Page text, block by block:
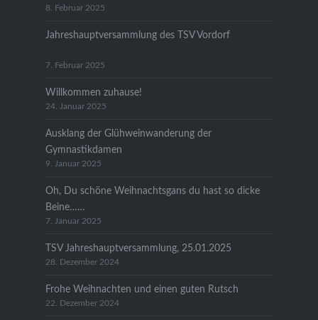
8. Februar 2025
Jahreshauptversammlung des TSV Vordorf
7. Februar 2025
Willkommen zuhause!
24. Januar 2025
Ausklang der Glühweinwanderung der
Gymnastikdamen
9. Januar 2025
Oh, Du schöne Weihnachtsgans du hast so dicke
Beine……
7. Januar 2025
TSV Jahreshauptversammlung, 25.01.2025
28. Dezember 2024
Frohe Weihnachten und einen guten Rutsch
22. Dezember 2024